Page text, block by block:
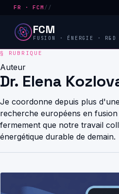
FR · FCM //
FCM
FUSION · ÉNERGIE · R&D
Auteur
Dr. Elena
Je coordonne depuis plus
recherche européens en
fermement que notre travail
énergétique durable de demain.